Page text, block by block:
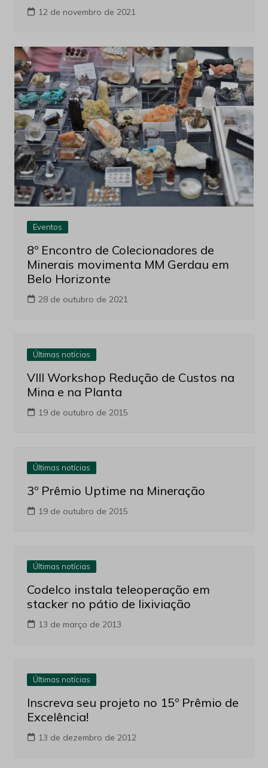
12 de novembro de 2021
Eventos
8º Encontro de Colecionadores de
Minerais movimenta MM Gerdau em
Belo Horizonte
28 de outubro de 2021
Últimas notícias
VIII Workshop Redução de Custos na
Mina e na Planta
19 de outubro de 2015
Últimas notícias
3º Prêmio Uptime na Mineração
19 de outubro de 2015
Últimas notícias
Codelco instala teleoperação em
stacker no pátio de lixiviação
13 de março de 2013
Últimas notícias
Inscreva seu projeto no 15º Prêmio de
Excelência!
13 de dezembro de 2012